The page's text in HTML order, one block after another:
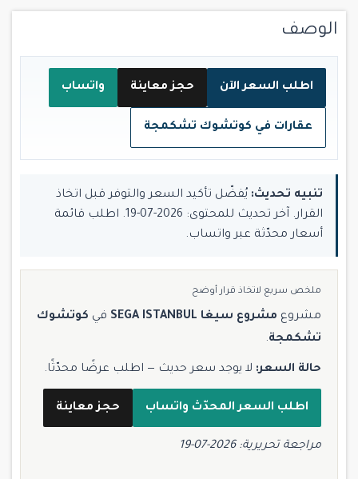
الوصف
اطلب السعر الآن حجز معاينة واتساب
عقارات في كوتشوك تشكمجة
تنبيه تحديث: يُفضّل تأكيد السعر والتوفر قبل اتخاذ
القرار. آخر تحديث للمحتوى: 2026-07-19. اطلب قائمة
أسعار محدّثة عبر واتساب.
ملخص سريع لاتخاذ قرار أوضح
مشروع مشروع سيغا SEGA ISTANBUL في كوتشوك
تشكمجة.
حالة السعر: لا يوجد سعر حديث — اطلب عرضًا محدّثًا.
اطلب السعر المحدّث واتساب حجز معاينة
مراجعة تحريرية: 2026-07-19